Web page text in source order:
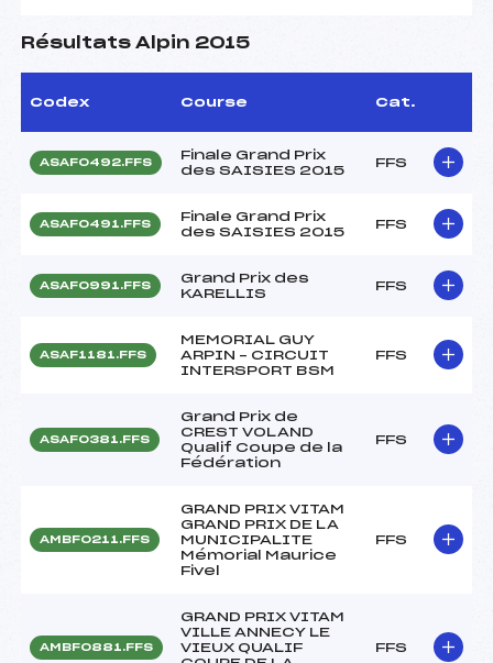
Résultats Alpin 2015
Codex Course Cat.
ASAF0492.FFS
Finale Grand Prix
des SAISIES 2015
FFS
ASAF0491.FFS
Finale Grand Prix
des SAISIES 2015
FFS
ASAF0991.FFS
Grand Prix des
KARELLIS
FFS
ASAF1181.FFS
MEMORIAL GUY
ARPIN – CIRCUIT
INTERSPORT BSM
FFS
ASAF0381.FFS
Grand Prix de
CREST VOLAND
Qualif Coupe de la
Fédération
FFS
AMBF0211.FFS
GRAND PRIX VITAM
GRAND PRIX DE LA
MUNICIPALITE
Mémorial Maurice
Fivel
FFS
AMBF0881.FFS
GRAND PRIX VITAM
VILLE ANNECY LE
VIEUX QUALIF
FFS